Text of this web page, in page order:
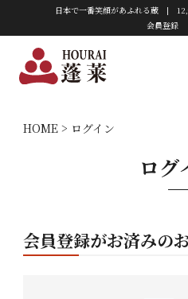
日本で一番笑顔があふれる蔵 |
会員登録
HOME ログイン
ログ
会員登録がお済みの